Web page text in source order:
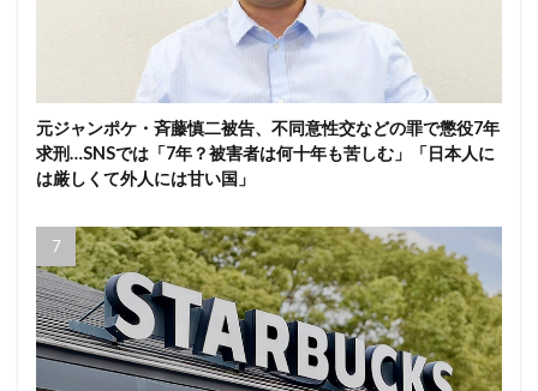
元ジャンポケ・斉藤慎二被告、不同意性交などの罪で懲役7年
求刑…SNSでは「7年？被害者は何十年も苦しむ」「日本人に
は厳しくて外人には甘い国」